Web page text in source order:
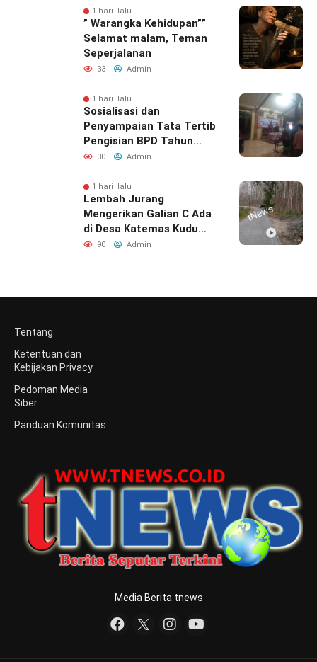
1 hari lalu
” Warangka Kehidupan””
Selamat malam, Teman
Seperjalanan
33 Admin
1 hari lalu
Sosialisasi dan
Penyampaian Tata Tertib
Pengisian BPD Tahun
2026 di Desa Wonokromo
Kondusif
30 Admin
1 hari lalu
Lembah Jurang
Mengerikan Galian C Ada
di Desa Katemas Kudu
Jombang Tetap
90 Admin
Tentang
Ketentuan dan
Kebijakan Privacy
Pedoman Media
Siber
Panduan Komunitas
Media Berita tnews